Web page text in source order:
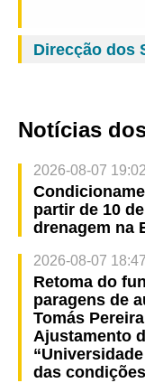
Notícias
2026-08-07 19:02
partir de 10
drenagem na
2026-08-07 18:47
Retoma do
paragens de
Tomás
Ajustamento
das